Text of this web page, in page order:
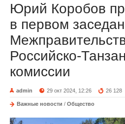
Юрий Коробов
в первом
Российско-
комиссии
admin 29 окт 2024, 12:26 26 128
Важные новости / Общество